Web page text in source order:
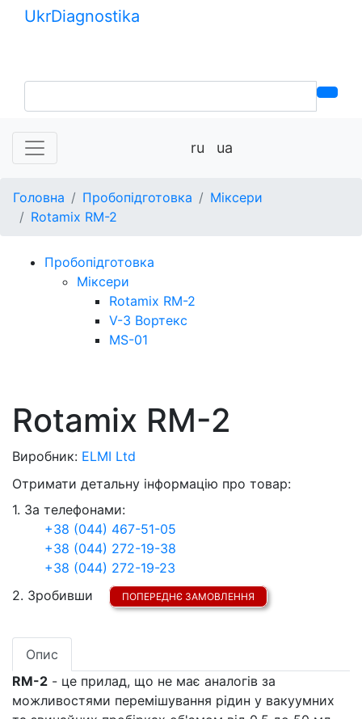
UkrDiagnostika
ru ua
Головна Пробопідготовка
Міксери
Rotamix RM-2
Пробопідготовка
Міксери
Rotamix RM-2
V-3 Вортекс
MS-01
Rotamix RM-2
Виробник: ELMI Ltd
Отримати детальну інформацію про товар:
1. За телефонами:
+38 (044) 467-51-05
+38 (044) 272-19-38
+38 (044) 272-19-23
2. Зробивши
ПОПЕРЕДНЄ ЗАМОВЛЕННЯ
Опис
RM-2 - це прилад, що не має аналогів за
можливостями перемішування рідин у вакуумних